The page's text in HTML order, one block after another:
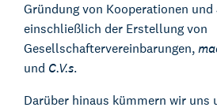
Gründung von Kooperationen
einschließlich der Erstellung von
Gesellschaftervereinbarungen,
und C.V.s.
Darüber hinaus kümmern wir uns